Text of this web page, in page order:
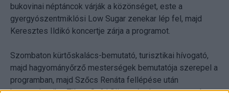
bukovinai néptáncok várják a közönséget, este a
gyergyószentmiklósi Low Sugar zenekar lép fel, majd
Keresztes Ildikó koncertje zárja a programot.
Szombaton kürtőskalács-bemutató, turisztikai hívogató,
majd hagyományőrző mesterségek bemutatója szerepel a
programban, majd Szőcs Renáta fellépése után